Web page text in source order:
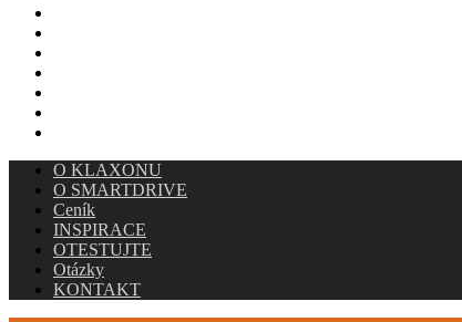
O KLAXONU
O SMARTDRIVE
Ceník
INSPIRACE
OTESTUJTE
Otázky
KONTAKT